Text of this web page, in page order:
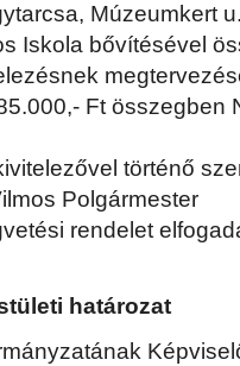
Múzeumkert
Iskola bővítésével
Ft összegben
történő
Polgármester
rendelet
határozat